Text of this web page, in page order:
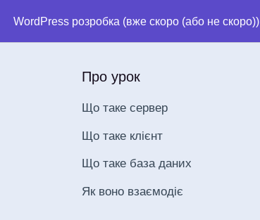
WordPress розробка (вже скоро (або не скоро))
Про урок
Що таке сервер
Що таке клієнт
Що таке база даних
Як воно взаємодіє